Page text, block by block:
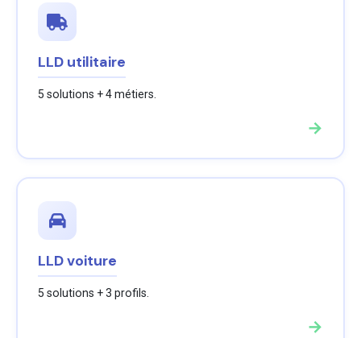
LLD utilitaire
5 solutions + 4 métiers.
→
LLD voiture
5 solutions + 3 profils.
→